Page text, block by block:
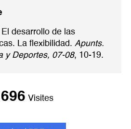
desarrollo de las
La flexibilidad. Apunts.
y Deportes, 07-08, 10-19.
Visites